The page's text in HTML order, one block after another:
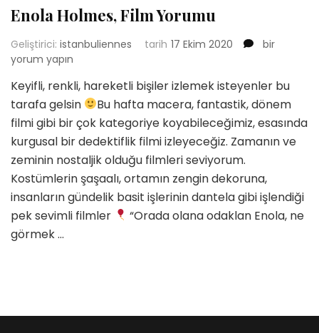
Enola Holmes, Film Yorumu
Geliştirici: istanbuliennes tarih 17 Ekim 2020
Enola
Yorumu
için
bir
yorum yapın
Keyifli, renkli, hareketli bişiler izlemek isteyenler bu
tarafa gelsin
Bu hafta macera, fantastik, dönem
filmi gibi bir çok kategoriye koyabileceğimiz, esasında
kurgusal bir dedektiflik filmi izleyeceğiz. Zamanın ve
zeminin nostaljik olduğu filmleri seviyorum.
Kostümlerin şaşaalı, ortamın zengin dekoruna,
insanların gündelik basit işlerinin dantela gibi işlendiği
pek sevimli filmler
“Orada olana odaklan Enola, ne
görmek …